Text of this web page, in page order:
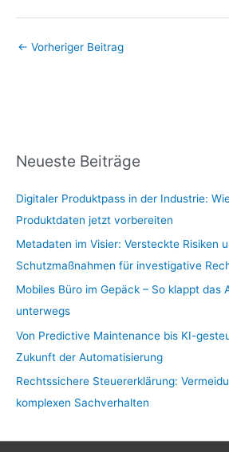
← Vorheriger Beitrag
Neueste Beiträge
Digitaler Produktpass in der Industrie:
Produktdaten jetzt vorbereiten
Metadaten im Visier: Versteckte Risiken
Schutzmaßnahmen für investigative
Mobiles Büro im Gepäck – So klappt das
unterwegs
Von Predictive Maintenance bis KI-
Zukunft der Automatisierung
Rechtssichere Steuererklärung:
komplexen Sachverhalten